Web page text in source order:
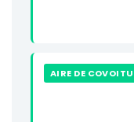
AIRE DE